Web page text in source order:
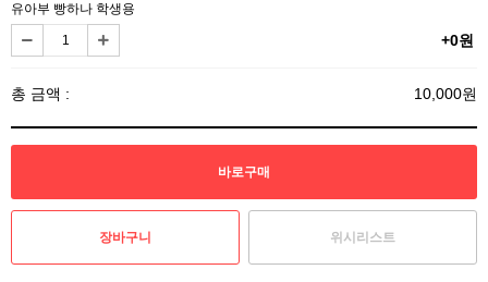
유아부 빵하나 학생용
+0원
총 금액 : 10,000원
위시리스트